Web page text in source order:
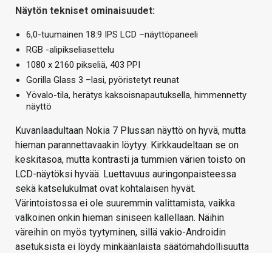
Näytön tekniset ominaisuudet:
6,0-tuumainen 18:9 IPS LCD –näyttöpaneeli
RGB -alipikseliasettelu
1080 x 2160 pikseliä, 403 PPI
Gorilla Glass 3 –lasi, pyöristetyt reunat
Yövalo-tila, herätys kaksoisnapautuksella, himmennetty
näyttö
Kuvanlaadultaan Nokia 7 Plussan näyttö on hyvä, mutta
hieman parannettavaakin löytyy. Kirkkaudeltaan se on
keskitasoa, mutta kontrasti ja tummien värien toisto on
LCD-näytöksi hyvää. Luettavuus auringonpaisteessa
sekä katselukulmat ovat kohtalaisen hyvät.
Värintoistossa ei ole suuremmin valittamista, vaikka
valkoinen onkin hieman siniseen kallellaan. Näihin
väreihin on myös tyytyminen, sillä vakio-Androidin
asetuksista ei löydy minkäänlaista säätömahdollisuutta